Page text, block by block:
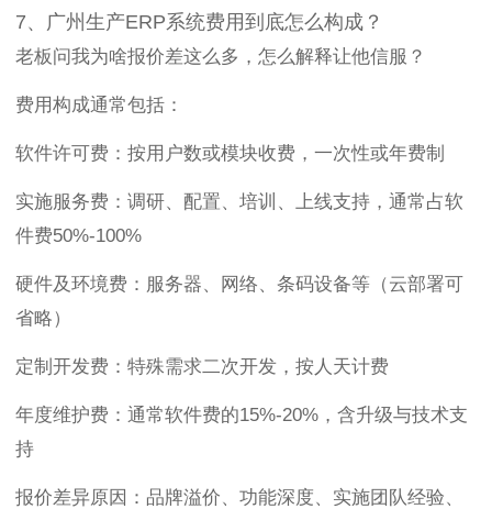
7、广州生产ERP系统费用到底怎么构成？
老板问我为啥报价差这么多，怎么解释让他信服？
费用构成通常包括：
软件许可费：按用户数或模块收费，一次性或年费制
实施服务费：调研、配置、培训、上线支持，通常占软
件费50%-100%
硬件及环境费：服务器、网络、条码设备等（云部署可
省略）
定制开发费：特殊需求二次开发，按人天计费
年度维护费：通常软件费的15%-20%，含升级与技术支
持
报价差异原因：品牌溢价、功能深度、实施团队经验、